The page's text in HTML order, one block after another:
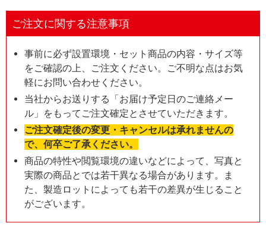
ご注文に関する注意事項
事前に必ず設置環境・セット商品の内容・サイズ等
をご確認の上、ご注文ください。ご不明な点はお気
軽にお問い合わせください。
当社からお送りする「お届け予定日のご連絡メー
ル」をもってご注文確定とさせていただきます。
ご注文確定後の変更・キャンセルは承れませんの
で、何卒ご了承ください。
商品の特性や閲覧環境の違いなどによって、写真と
実際の商品とでは若干異なる場合があります。ま
た、製造ロットによっても若干の差異が生じること
がございます。